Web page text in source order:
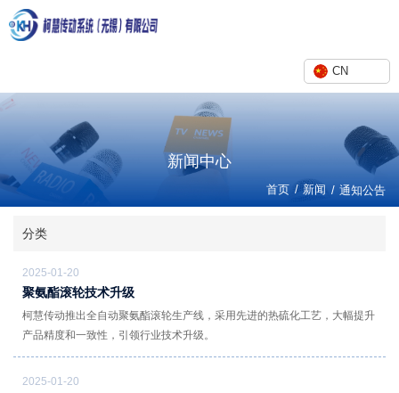
CN
新闻中心
首页 / 新闻 / 通知公告
分类
2025-01-20
聚氨酯滚轮技术升级
柯慧传动推出全自动聚氨酯滚轮生产线，采用先进的热硫化工艺，大幅提升
产品精度和一致性，引领行业技术升级。
2025-01-20